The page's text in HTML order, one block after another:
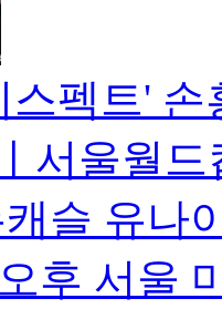
스펙트'
서울월
슬 유나
후 서울